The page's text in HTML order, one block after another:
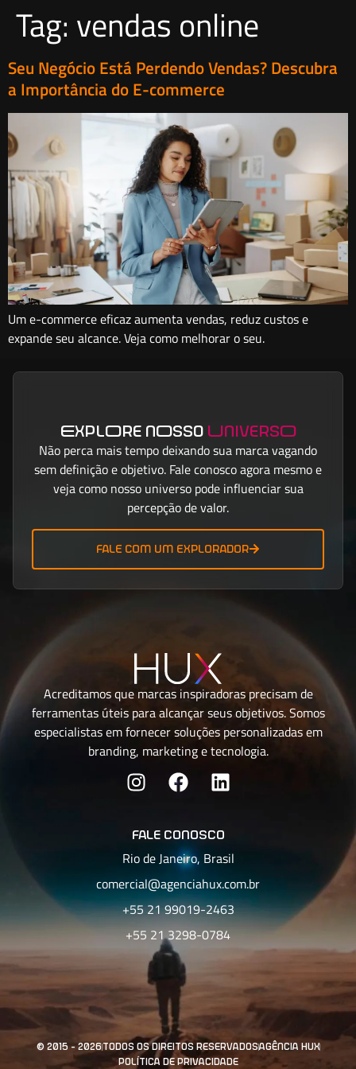
Tag: vendas online
Seu Negócio Está Perdendo Vendas? Descubra
a Importância do E-commerce
Um e-commerce eficaz aumenta vendas, reduz custos e
expande seu alcance. Veja como melhorar o seu.
ExplOre nOsso UniversO
Não perca mais tempo deixando sua marca vagando
sem definição e objetivo. Fale conosco agora mesmo e
veja como nosso universo pode influenciar sua
percepção de valor.
fale com um explorador
Acreditamos que marcas inspiradoras precisam de
ferramentas úteis para alcançar seus objetivos. Somos
especialistas em fornecer soluções personalizadas em
branding, marketing e tecnologia.
fale conosco
Rio de Janeiro, Brasil
comercial@agenciahux.com.br
+55 21 99019-2463
+55 21 3298-0784
© 2015 - 2026todos os direitos reservadosagência hux
política de privacidade